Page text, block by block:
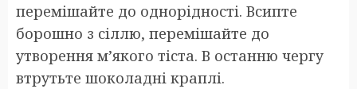
перемішайте до однорідності. Всипте
борошно з сіллю, перемішайте до
утворення м’якого тіста. В останню чергу
втрутьте шоколадні краплі.